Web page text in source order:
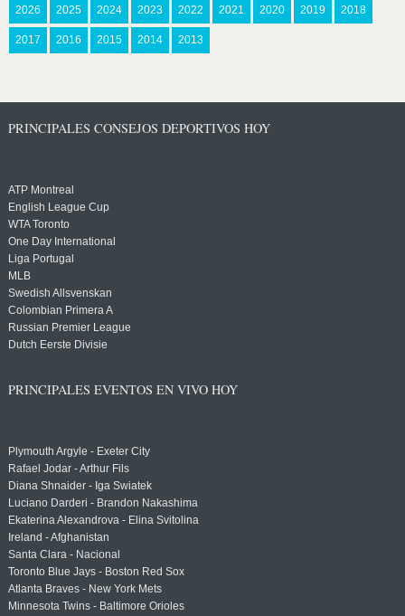
2026 2025 2024 2023 2022 2021 2020 2019 2018
2017 2016 2015 2014 2013
PRINCIPALES CONSEJOS DEPORTIVOS HOY
ATP Montreal
English League Cup
WTA Toronto
One Day International
Liga Portugal
MLB
Swedish Allsvenskan
Colombian Primera A
Russian Premier League
Dutch Eerste Divisie
PRINCIPALES EVENTOS EN VIVO HOY
Plymouth Argyle - Exeter City
Rafael Jodar - Arthur Fils
Diana Shnaider - Iga Swiatek
Luciano Darderi - Brandon Nakashima
Ekaterina Alexandrova - Elina Svitolina
Ireland - Afghanistan
Santa Clara - Nacional
Toronto Blue Jays - Boston Red Sox
Atlanta Braves - New York Mets
Minnesota Twins - Baltimore Orioles